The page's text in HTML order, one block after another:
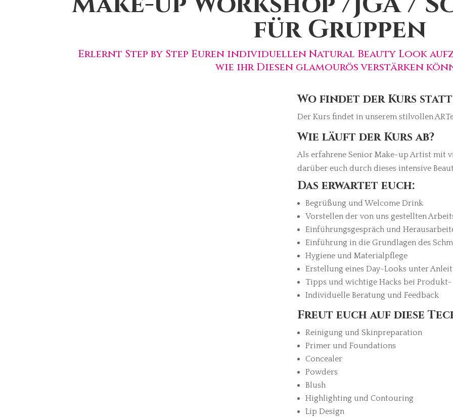
für Gruppen
Erlernt Step by Step Euren individuellen Natural Beauty Look
wie ihr Diesen glamourös verstärken
Wo findet der Kurs
Der Kurs findet in unserem stilvollen
Wie läuft der Kurs ab?
Als erfahrene Senior Make-up Artist mit
darüber euch durch dieses intensive
Das erwartet euch:
Begrüßung und Welcome Drink
Vorstellen der von uns gestellten
Einführungsgespräch und
Einführung in die Grundlagen des
Hygiene und Materialpflege
Erstellung eines Day-Looks unter
Tipps und wichtige Hacks bei Produkt-
Individuelle Beratung und Feedback
Freut euch auf diese
Reinigung und Skinpreparation
Primer und Foundations
Concealer
Powders
Blush
Highlighting und Contouring
Lip Design